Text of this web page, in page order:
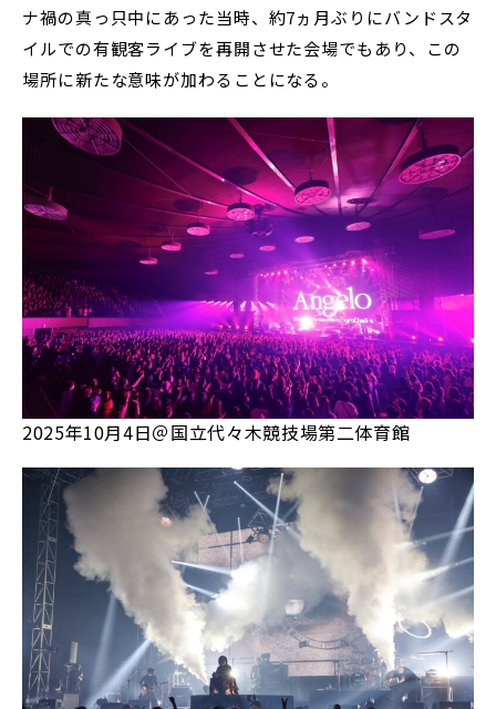
ナ禍の真っ只中にあった当時、約7ヵ月ぶりにバンドスタ
イルでの有観客ライブを再開させた会場でもあり、この
場所に新たな意味が加わることになる。
2025年10月4日＠国立代々木競技場第二体育館